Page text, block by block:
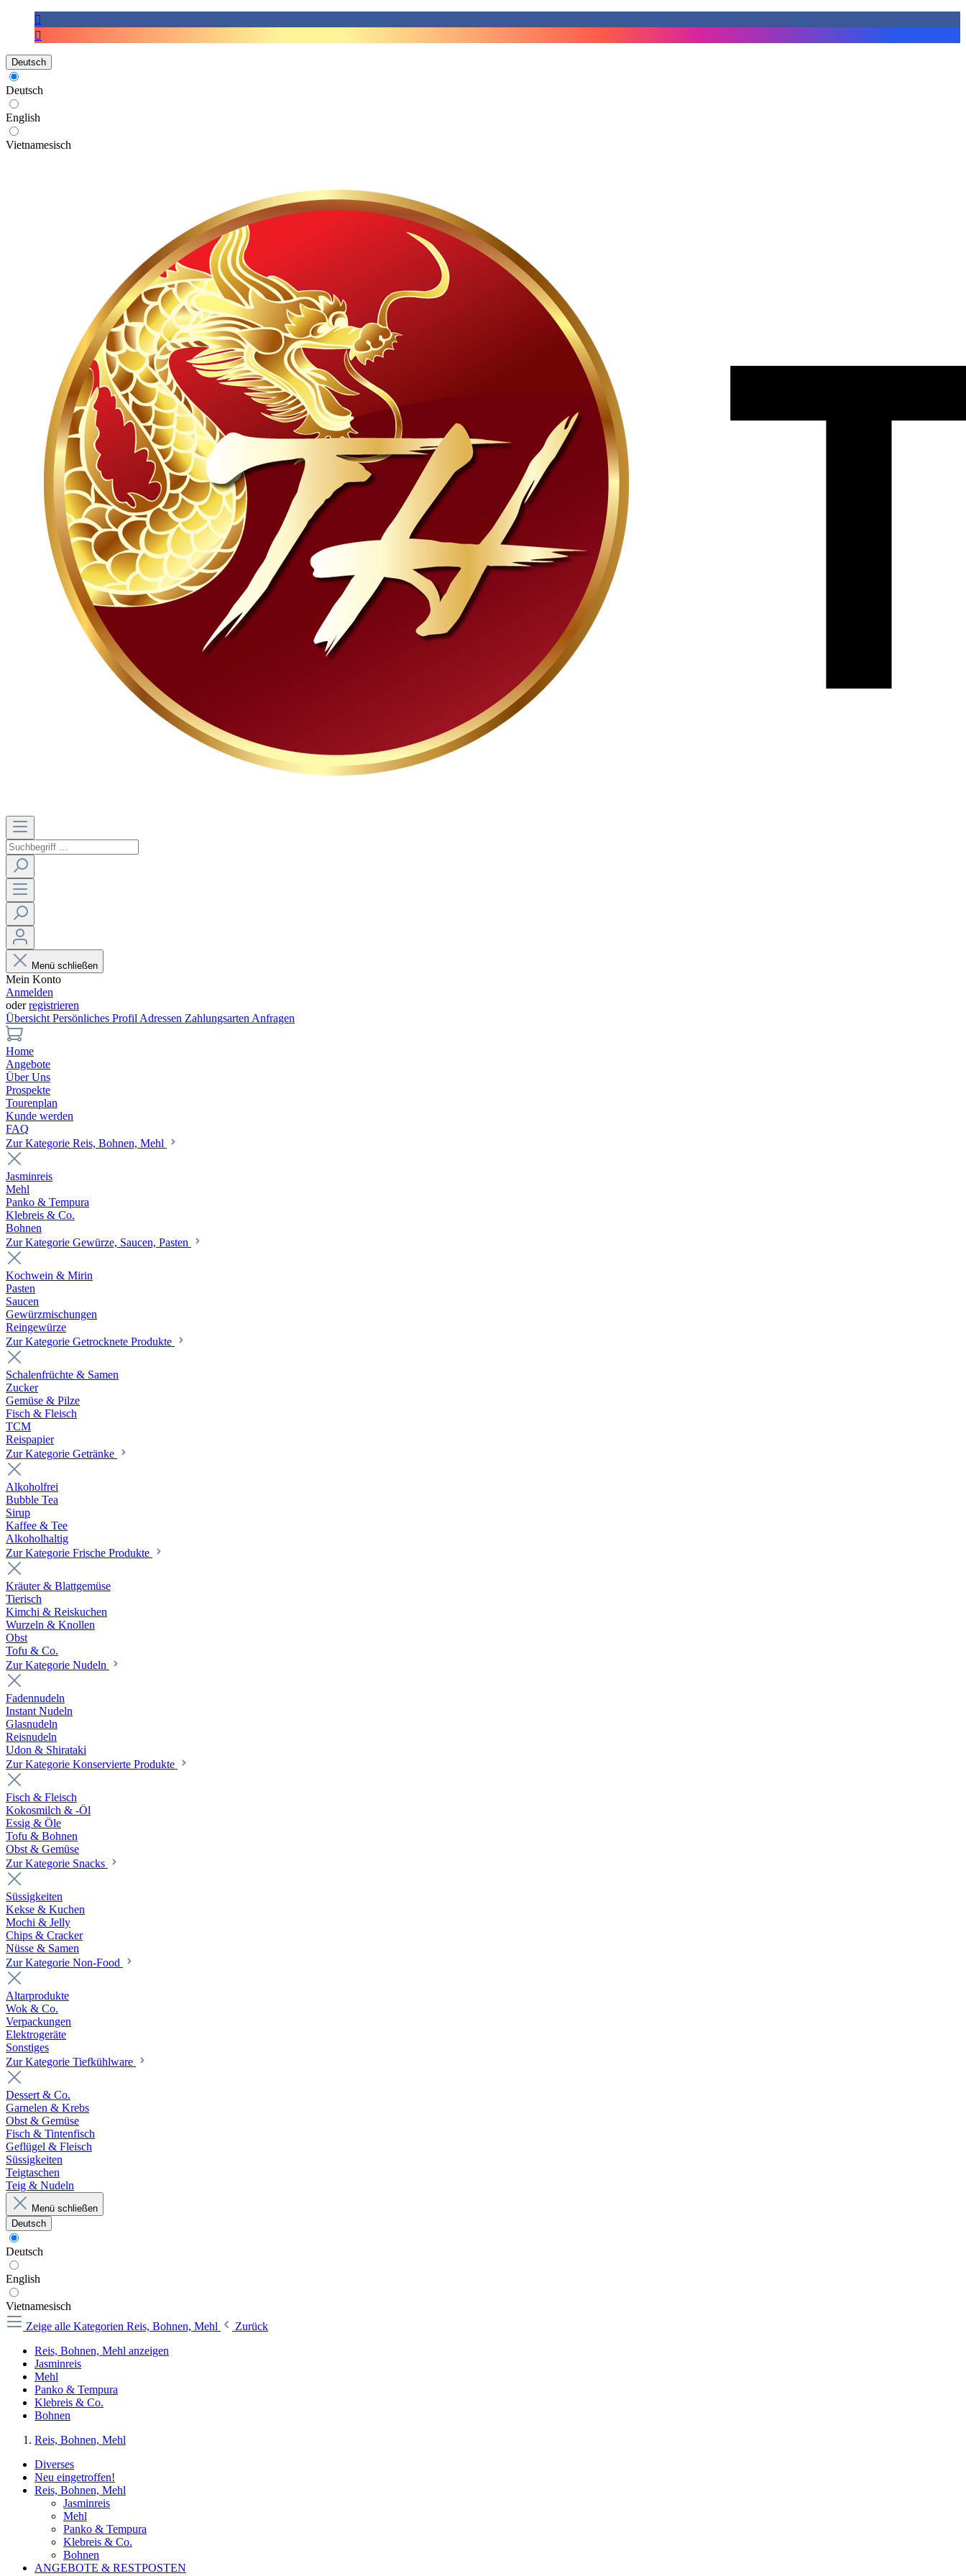
Deutsch
Deutsch
English
Vietnamesisch
Menü schließen
Mein Konto
Anmelden
oderregistrieren
Übersicht Persönliches Profil Adressen Zahlungsarten Anfragen
Home
Angebote
Über Uns
Prospekte
Tourenplan
Kunde werden
FAQ
Zur Kategorie Reis, Bohnen, Mehl
Jasminreis
Mehl
Panko & Tempura
Klebreis & Co.
Bohnen
Zur Kategorie Gewürze, Saucen, Pasten
Kochwein & Mirin
Pasten
Saucen
Gewürzmischungen
Reingewürze
Zur Kategorie Getrocknete Produkte
Schalenfrüchte & Samen
Zucker
Gemüse & Pilze
Fisch & Fleisch
TCM
Reispapier
Zur Kategorie Getränke
Alkoholfrei
Bubble Tea
Sirup
Kaffee & Tee
Alkoholhaltig
Zur Kategorie Frische Produkte
Kräuter & Blattgemüse
Tierisch
Kimchi & Reiskuchen
Wurzeln & Knollen
Obst
Tofu & Co.
Zur Kategorie Nudeln
Fadennudeln
Instant Nudeln
Glasnudeln
Reisnudeln
Udon & Shirataki
Zur Kategorie Konservierte Produkte
Fisch & Fleisch
Kokosmilch & -Öl
Essig & Öle
Tofu & Bohnen
Obst & Gemüse
Zur Kategorie Snacks
Süssigkeiten
Kekse & Kuchen
Mochi & Jelly
Chips & Cracker
Nüsse & Samen
Zur Kategorie Non-Food
Altarprodukte
Wok & Co.
Verpackungen
Elektrogeräte
Sonstiges
Zur Kategorie Tiefkühlware
Dessert & Co.
Garnelen & Krebs
Obst & Gemüse
Fisch & Tintenfisch
Geflügel & Fleisch
Süssigkeiten
Teigtaschen
Teig & Nudeln
Menü schließen
Deutsch
Deutsch
English
Vietnamesisch
Zeige alle Kategorien Reis, Bohnen, Mehl
Zurück
Reis, Bohnen, Mehl anzeigen
Jasminreis
Mehl
Panko & Tempura
Klebreis & Co.
Bohnen
Reis, Bohnen, Mehl
Diverses
Neu eingetroffen!
Reis, Bohnen, Mehl
Jasminreis
Mehl
Panko & Tempura
Klebreis & Co.
Bohnen
ANGEBOTE & RESTPOSTEN